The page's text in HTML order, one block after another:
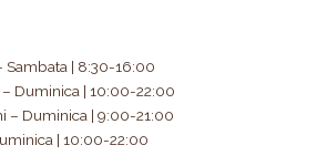
Sambata | 8:30-16:00
Duminica | 10:00-22:00
– Duminica | 9:00-21:00
| 10:00-22:00